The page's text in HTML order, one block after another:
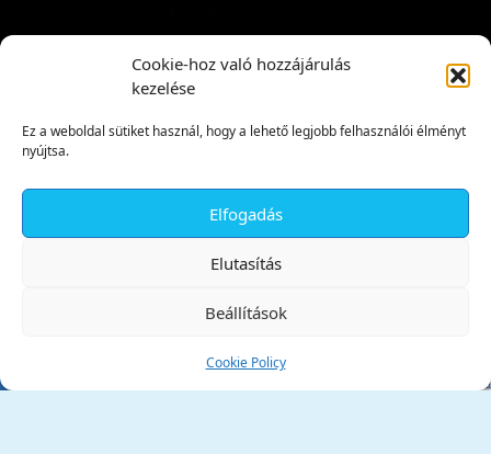
Cookie-hoz való hozzájárulás
kezelése
Ez a weboldal sütiket használ, hogy a lehető legjobb felhasználói élményt
nyújtsa.
Elfogadás
Elutasítás
Beállítások
Cookie Policy
Tata Város Önkormányzata
✕